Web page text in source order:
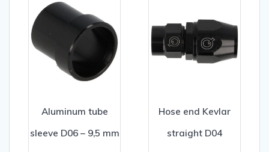
Aluminum tube
sleeve D06 – 9,5 mm
Hose end Kevlar
straight D04